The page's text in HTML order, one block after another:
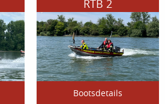
RTB 2
Bootsdetails